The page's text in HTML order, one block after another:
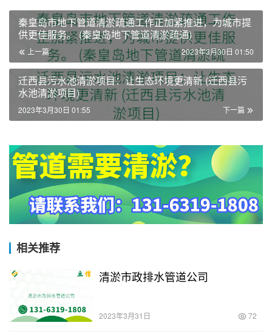
秦皇岛市地下管道清淤疏通工作正加紧推进，为城市提
供更佳服务。 (秦皇岛地下管道清淤疏通)
上一篇 2023年3月30日 01:50
迁西县污水池清淤项目：让生态环境更清新 (迁西县污
水池清淤项目)
下一篇
2023年3月30日 01:55
相关推荐
清淤市政排水管道公司
2023年3月31日 72